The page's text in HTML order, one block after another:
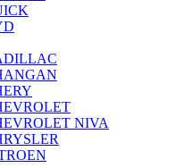
NIVA